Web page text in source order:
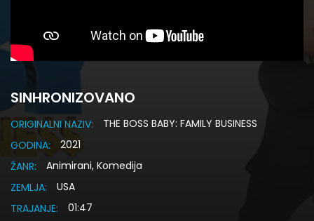
SINHRONIZOVANO
ORIGINALNI NAZIV:
THE BOSS BABY: FAMILY BUSINESS
GODINA:
2021
ŽANR:
Animirani, Komedija
ZEMLJA:
USA
TRAJANJE:
01:47